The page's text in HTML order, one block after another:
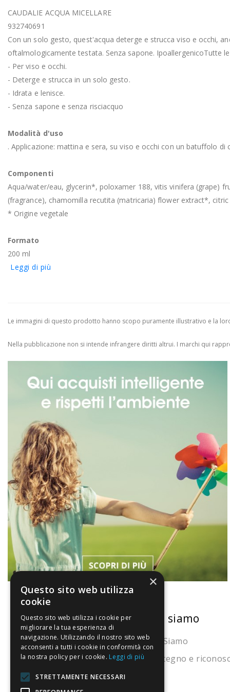
CAUDALIE ACQUA MICELLARE
932740691
Con un solo gesto, quest'acqua deterge e strucca viso e occhi,
oftalmologicamente testata. Senza sapone. IpoallergenicoTutte
- Per viso e occhi.
- Deterge e strucca in un solo gesto.
- Idrata e lenisce.
- Senza sapone e senza risciacquo
Modalità d'uso
. Applicazione: mattina e sera, su viso e occhi con un batuffolo di
Componenti
Aqua/water/eau, glycerin*, poloxamer 188, vitis vinifera (grape)
(fragrance), chamomilla recutita (matricaria) flower extract*,
* Origine vegetale
Formato
200 ml
Leggi di più
Le immagini di questo prodotto hanno scopo puramente illustrativo e la
Nella pubblicazione non si intende infrangere diritti altrui. I marchi qui
La nostra convenienza
Il risparmio che fa ambiente
Il nostro manifesto
Il blog
Chi siamo
Chi Siamo
Sostegno e
×
Questo sito web utilizza
cookie
Questo sito web utilizza i cookie per
migliorare la tua esperienza di
navigazione. Utilizzando il nostro sito web
acconsenti a tutti i cookie in conformità con
la nostra policy per i cookie. Leggi di più
STRETTAMENTE NECESSARI